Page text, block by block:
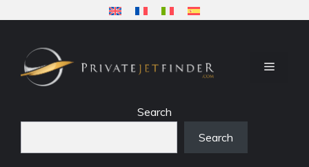
contenu
MENU
Search
Search